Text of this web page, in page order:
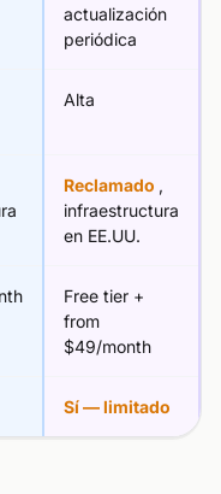
actualización
periódica
Alta
Reclamado ,
infraestructura
en EE.UU.
Free tier +
from
$49/month
Sí — limitado